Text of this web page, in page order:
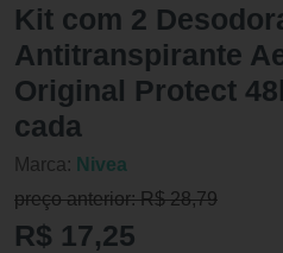
Kit com 2
Antitranspirante
Original Protect
cada
Marca: Nivea
preço anterior: R$ 28,79
R$ 17,25